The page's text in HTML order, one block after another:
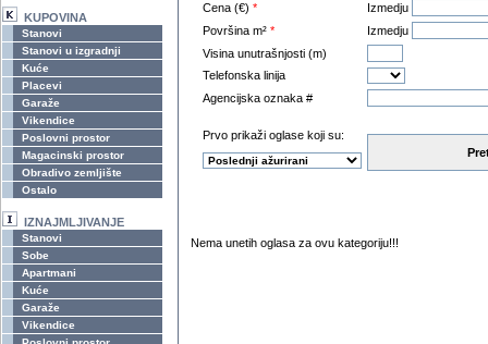
KUPOVINA
Stanovi
Stanovi u izgradnji
Kuće
Placevi
Garaže
Vikendice
Poslovni prostor
Magacinski prostor
Obradivo zemljište
Ostalo
IZNAJMLJIVANJE
Stanovi
Sobe
Apartmani
Kuće
Garaže
Vikendice
Cena (€) *
Izmedju
Površina m² *
Izmedju
Visina unutrašnjosti (m)
Telefonska linija
Agencijska oznaka #
Prvo prikaži oglase koji su:
Nema unetih oglasa za ovu kategoriju!!!